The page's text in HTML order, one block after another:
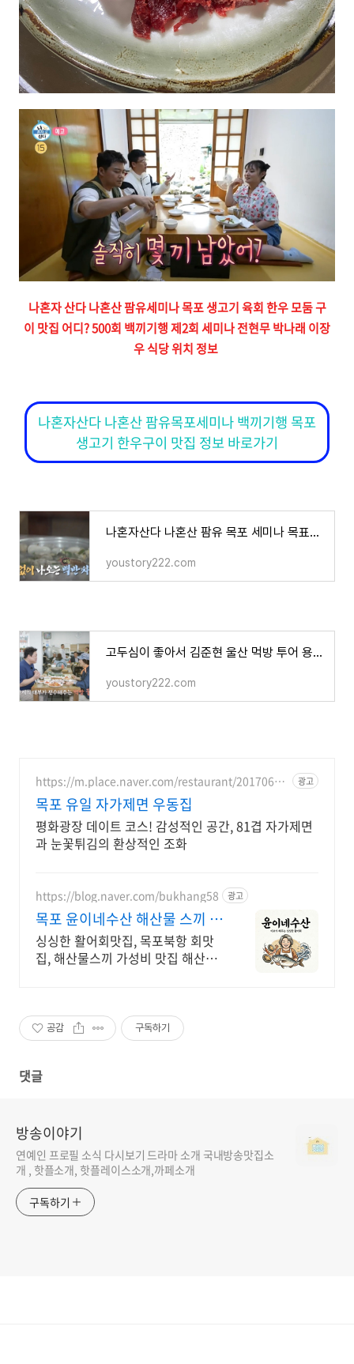
나혼자 산다 나혼산 팜유세미나 목포 생고기 육회 한우 모둠 구
이 맛집 어디? 500회 백끼기행 제2회 세미나 전현무 박나래 이장
우 식당 위치 정보
나혼자산다 나혼산 팜유목포세미나 백끼기행 목포
생고기 한우구이 맛집 정보 바로가기
나혼자산다 나혼산 팜유 목포 세미나 목표역 식당 아침식사 백반 바지락탕 17가지 반찬 남도백반
youstory222.com
고두심이 좋아서 김준현 울산 먹방 투어 용가자미 찌개 문어숙회 맛집 어디? 60회 식당 위치 정보
youstory222.com
https://m.place.naver.com/restaurant/20170697
광고
목포 유일 자가제면 우동집
평화광장 데이트 코스! 감성적인 공간, 81겹 자가제면
과 눈꽃튀김의 환상적인 조화
https://blog.naver.com/bukhang58 광고
목포 윤이네수산 해산물 스끼 5
만원에 대만족
싱싱한 활어회맛집, 목포북항 회맛
집, 해산물스끼 가성비 맛집 해산물
공감 구독하기
댓글
방송이야기
연예인 프로필 소식 다시보기 드라마 소개 국내방송맛집소
개 , 핫플소개, 핫플레이스소개,까페소개
구독하기